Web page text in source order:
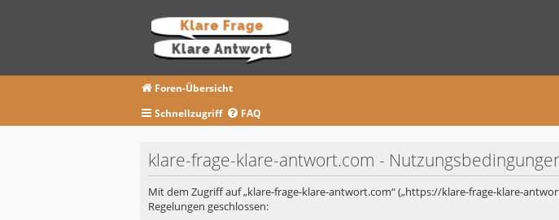
Foren-Übersicht
Schnellzugriff
FAQ
klare-frage-klare-antwort.com -
Mit dem Zugriff auf „klare-frage-klare-antwort.com“ („https://klare-frage-klare-
Regelungen geschlossen: